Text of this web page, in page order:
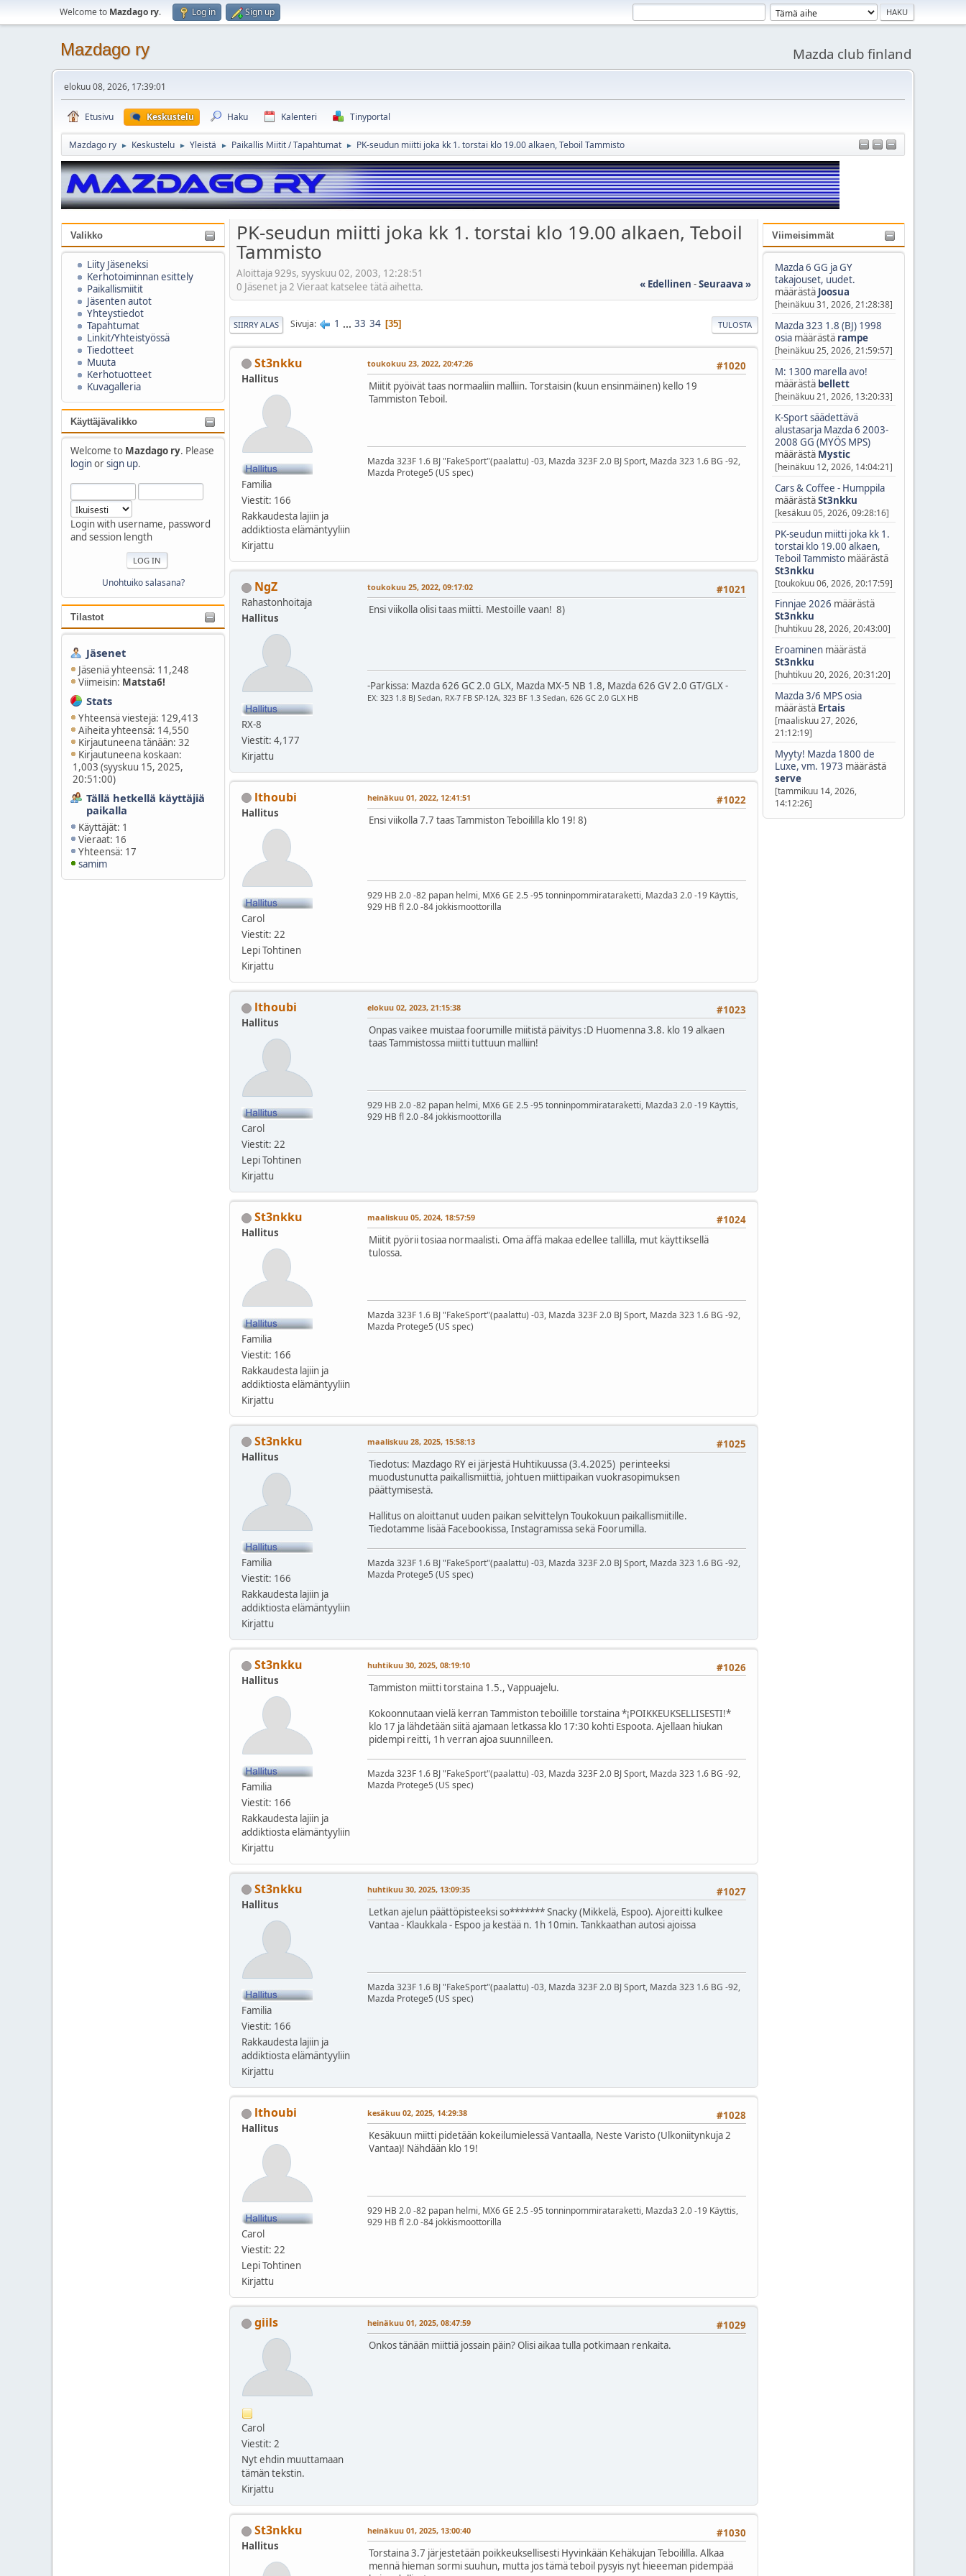
Welcome to Mazdago ry. Log in Sign up
Mazdago ry Mazda club finland
elokuu 08, 2026, 17:39:01
Etusivu Keskustelu Haku Kalenteri Tinyportal
Mazdago ry ► Keskustelu ► Yleistä ► Paikallis Miitit / Tapahtumat ► PK-seudun miitti joka kk 1. torstai klo 19.00 alkaen, Teboil Tammisto
Valikko
Liity Jäseneksi
Kerhotoiminnan esittely
Paikallismiitit
Jäsenten autot
Yhteystiedot
Tapahtumat
Linkit/Yhteistyössä
Tiedotteet
Muuta
Kerhotuotteet
Kuvagalleria
Käyttäjävalikko
Welcome to Mazdago ry. Please
loginorsign up.
Login with username, password
and session length
Unohtuiko salasana?
Tilastot
Jäsenet
Jäseniä yhteensä: 11,248
Viimeisin: Matsta6!
Stats
Yhteensä viestejä: 129,413
Aiheita yhteensä: 14,550
Kirjautuneena tänään: 32
Kirjautuneena koskaan:
1,003 (syyskuu 15, 2025,
20:51:00)
Tällä hetkellä käyttäjiä
paikalla
Käyttäjät: 1
Vieraat: 16
Yhteensä: 17
samim
Viimeisimmät
Mazda 6 GG ja GY
takajouset, uudet.
määrästä Joosua
[heinäkuu 31, 2026, 21:28:38]
Mazda 323 1.8 (BJ) 1998
osiamäärästä rampe
[heinäkuu 25, 2026, 21:59:57]
M: 1300 marella avo!
määrästä bellett
[heinäkuu 21, 2026, 13:20:33]
K-Sport säädettävä
alustasarja Mazda 6 2003-
2008 GG (MYÖS MPS)
määrästä Mystic
[heinäkuu 12, 2026, 14:04:21]
Cars & Coffee - Humppila
määrästäSt3nkku
[kesäkuu 05, 2026, 09:28:16]
PK-seudun miitti joka kk 1.
torstai klo 19.00 alkaen,
Teboil Tammistomäärästä
St3nkku
[toukokuu 06, 2026, 20:17:59]
Finnjae 2026 määrästä
St3nkku
[huhtikuu 28, 2026, 20:43:00]
Eroaminenmäärästä
St3nkku
[huhtikuu 20, 2026, 20:31:20]
Mazda 3/6 MPS osia
määrästä Ertais
[maaliskuu 27, 2026,
21:12:19]
Myyty! Mazda 1800 de
Luxe, vm. 1973 määrästä
serve
[tammikuu 14, 2026,
14:12:26]
PK-seudun miitti joka kk 1. torstai klo 19.00 alkaen, Teboil
Tammisto
Aloittaja 929s, syyskuu 02, 2003, 12:28:51
« Edellinen -Seuraava »
0 Jäsenet ja 2 Vieraat katselee tätä aihetta.
TULOSTA
SIIRRY ALAS Sivuja 1 ... 33 34 35
St3nkku
Hallitus
Familia
Viestit: 166
Rakkaudesta lajiin ja
addiktiosta elämäntyyliin
Kirjattu
#1020
toukokuu 23, 2022, 20:47:26
Miitit pyöivät taas normaaliin malliin. Torstaisin (kuun ensinmäinen) kello 19
Tammiston Teboil.
Mazda 323F 1.6 BJ "FakeSport"(paalattu) -03, Mazda 323F 2.0 BJ Sport, Mazda 323 1.6 BG -92,
Mazda Protege5 (US spec)
NgZ
Rahastonhoitaja
Hallitus
RX-8
Viestit: 4,177
Kirjattu
#1021
toukokuu 25, 2022, 09:17:02
Ensi viikolla olisi taas miitti. Mestoille vaan! 8)
-Parkissa: Mazda 626 GC 2.0 GLX, Mazda MX-5 NB 1.8, Mazda 626 GV 2.0 GT/GLX -
EX: 323 1.8 BJ Sedan, RX-7 FB SP-12A, 323 BF 1.3 Sedan, 626 GC 2.0 GLX HB
lthoubi
Hallitus
Carol
Viestit: 22
Lepi Tohtinen
Kirjattu
#1022
heinäkuu 01, 2022, 12:41:51
Ensi viikolla 7.7 taas Tammiston Teboililla klo 19! 8)
929 HB 2.0 -82 papan helmi, MX6 GE 2.5 -95 tonninpommirataraketti, Mazda3 2.0 -19 Käyttis,
929 HB fl 2.0 -84 jokkismoottorilla
lthoubi
Hallitus
Carol
Viestit: 22
Lepi Tohtinen
Kirjattu
#1023
elokuu 02, 2023, 21:15:38
Onpas vaikee muistaa foorumille miitistä päivitys :D Huomenna 3.8. klo 19 alkaen
taas Tammistossa miitti tuttuun malliin!
929 HB 2.0 -82 papan helmi, MX6 GE 2.5 -95 tonninpommirataraketti, Mazda3 2.0 -19 Käyttis,
929 HB fl 2.0 -84 jokkismoottorilla
St3nkku
Hallitus
Familia
Viestit: 166
Rakkaudesta lajiin ja
addiktiosta elämäntyyliin
Kirjattu
#1024
maaliskuu 05, 2024, 18:57:59
Miitit pyörii tosiaa normaalisti. Oma äffä makaa edellee tallilla, mut käyttiksellä
tulossa.
Mazda 323F 1.6 BJ "FakeSport"(paalattu) -03, Mazda 323F 2.0 BJ Sport, Mazda 323 1.6 BG -92,
Mazda Protege5 (US spec)
St3nkku
Hallitus
Familia
Viestit: 166
Rakkaudesta lajiin ja
addiktiosta elämäntyyliin
Kirjattu
#1025
maaliskuu 28, 2025, 15:58:13
Tiedotus: Mazdago RY ei järjestä Huhtikuussa (3.4.2025) perinteeksi
muodustunutta paikallismiittiä, johtuen miittipaikan vuokrasopimuksen
päättymisestä.
Hallitus on aloittanut uuden paikan selvittelyn Toukokuun paikallismiitille.
Tiedotamme lisää Facebookissa, Instagramissa sekä Foorumilla.
Mazda 323F 1.6 BJ "FakeSport"(paalattu) -03, Mazda 323F 2.0 BJ Sport, Mazda 323 1.6 BG -92,
Mazda Protege5 (US spec)
St3nkku
Hallitus
Familia
Viestit: 166
Rakkaudesta lajiin ja
addiktiosta elämäntyyliin
Kirjattu
#1026
huhtikuu 30, 2025, 08:19:10
Tammiston miitti torstaina 1.5., Vappuajelu.
Kokoonnutaan vielä kerran Tammiston teboilille torstaina *¡POIKKEUKSELLISESTI!*
klo 17 ja lähdetään siitä ajamaan letkassa klo 17:30 kohti Espoota. Ajellaan hiukan
pidempi reitti, 1h verran ajoa suunnilleen.
Mazda 323F 1.6 BJ "FakeSport"(paalattu) -03, Mazda 323F 2.0 BJ Sport, Mazda 323 1.6 BG -92,
Mazda Protege5 (US spec)
St3nkku
Hallitus
Familia
Viestit: 166
Rakkaudesta lajiin ja
addiktiosta elämäntyyliin
Kirjattu
#1027
huhtikuu 30, 2025, 13:09:35
Letkan ajelun päättöpisteeksi so******* Snacky (Mikkelä, Espoo). Ajoreitti kulkee
Vantaa - Klaukkala - Espoo ja kestää n. 1h 10min. Tankkaathan autosi ajoissa
Mazda 323F 1.6 BJ "FakeSport"(paalattu) -03, Mazda 323F 2.0 BJ Sport, Mazda 323 1.6 BG -92,
Mazda Protege5 (US spec)
lthoubi
Hallitus
Carol
Viestit: 22
Lepi Tohtinen
Kirjattu
#1028
kesäkuu 02, 2025, 14:29:38
Kesäkuun miitti pidetään kokeilumielessä Vantaalla, Neste Varisto (Ulkoniitynkuja 2
Vantaa)! Nähdään klo 19!
929 HB 2.0 -82 papan helmi, MX6 GE 2.5 -95 tonninpommirataraketti, Mazda3 2.0 -19 Käyttis,
929 HB fl 2.0 -84 jokkismoottorilla
giils
Carol
Viestit: 2
Nyt ehdin muuttamaan
tämän tekstin.
Kirjattu
#1029
heinäkuu 01, 2025, 08:47:59
Onkos tänään miittiä jossain päin? Olisi aikaa tulla potkimaan renkaita.
St3nkku
Hallitus
#1030
heinäkuu 01, 2025, 13:00:40
Torstaina 3.7 järjestetään poikkeuksellisesti Hyvinkään Kehäkujan Teboililla. Alkaa
mennä hieman sormi suuhun, mutta jos tämä teboil pysyis nyt hieeeman pidempää